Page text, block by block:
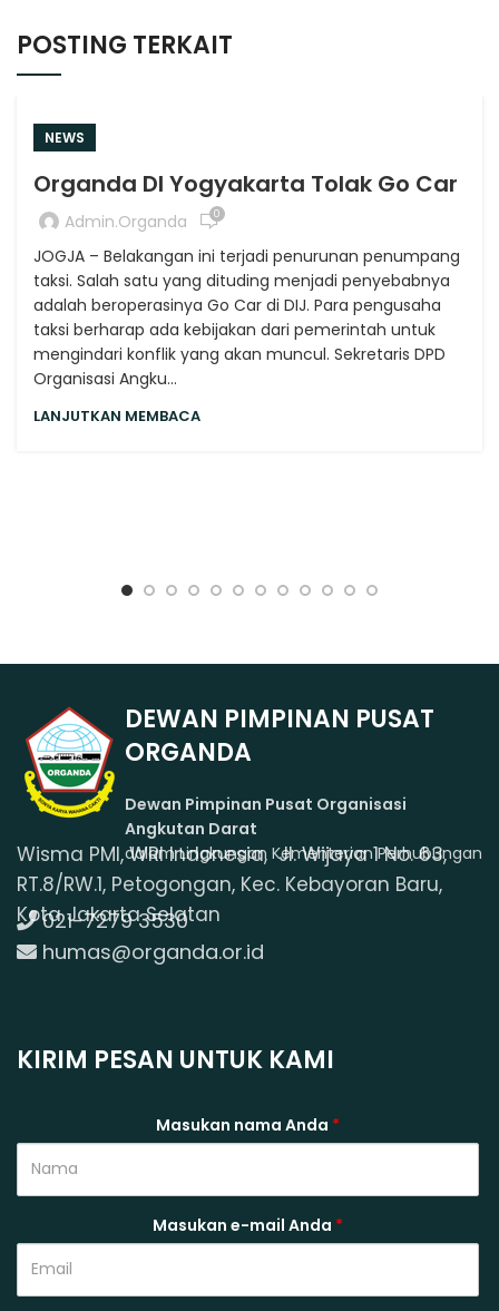
POSTING TERKAIT
NEWS
Organda DI Yogyakarta Tolak Go Car
Admin.organda 0
JOGJA – Belakangan ini terjadi penurunan penumpang
taksi. Salah satu yang dituding menjadi penyebabnya
adalah beroperasinya Go Car di DIJ. Para pengusaha
taksi berharap ada kebijakan dari pemerintah untuk
mengindari konflik yang akan muncul. Sekretaris DPD
Organisasi Angku...
LANJUTKAN MEMBACA
DEWAN PIMPINAN PUSAT
ORGANDA
Dewan Pimpinan Pusat Organisasi
Angkutan Darat
dalam Lingkungan Kementerian Perhubungan
Wisma PMI, WRI Indonesia, Jl. Wijaya 1 No. 63,
RT.8/RW.1, Petogongan, Kec. Kebayoran Baru,
Kota Jakarta Selatan
021-7279 3530
humas@organda.or.id
KIRIM PESAN UNTUK KAMI
Masukan nama Anda *
Masukan e-mail Anda *